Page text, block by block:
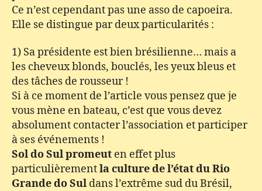
Ce n’est cependant pas une asso de capoeira.
Elle se distingue par deux particularités :
1) Sa présidente est bien brésilienne… mais a
les cheveux blonds, bouclés, les yeux bleus et
des tâches de rousseur !
Si à ce moment de l’article vous pensez que je
vous mène en bateau, c’est que vous devez
absolument contacter l’association et participer
à ses événements !
Sol do Sul promeut en effet plus
particulièrementla culture de l’état du Rio
Grande do Sul dans l’extrême sud du Brésil,